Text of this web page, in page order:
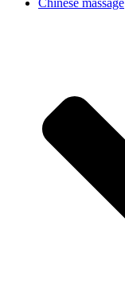
Chinese massage